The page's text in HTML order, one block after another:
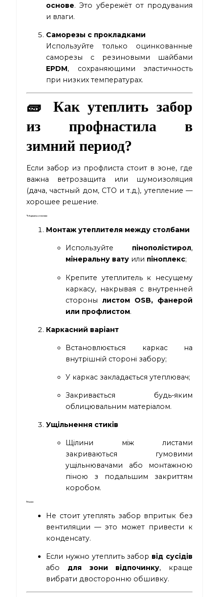
основе. Это убережёт от продувания
и влаги.
Саморезы с прокладками
Используйте только оцинкованные
саморезы с резиновыми шайбами
EPDM, сохраняющими эластичность
при низких температурах.
🧱 Как утеплить забор
из профнастила в
зимний период?
Если забор из профлиста стоит в зоне, где
важна ветрозащита или шумоизоляция
(дача, частный дом, СТО и т.д.), утепление —
хорошее решение.
🔧 Варианты утепления:
Монтаж утеплителя между столбами
Используйте пінополістирол,
мінеральну вату или піноплекс;
Крепите утеплитель к несущему
каркасу, накрывая с внутренней
сторонылистом OSB, фанерой
или профлистом.
Каркасний варіант
Встановлюється каркас на
внутрішній стороні забору;
У каркас закладається утеплювач;
Закривається будь-яким
облицювальним матеріалом.
Ущільнення стиків
Щілини між листами
закриваються гумовими
ущільнювачами або монтажною
піною з подальшим закриттям
коробом.
❗ Важно:
Не стоит утеплять забор впритык без
вентиляции — это может привести к
конденсату.
Если нужно утеплить забор від сусідів
або для зони відпочинку, краще
вибрати двосторонню обшивку.